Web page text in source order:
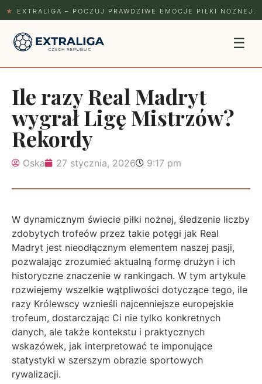
★ EXTRALIGA – POCZUJ PRAWDZIWE EMOCJE PIŁKI NOŻNEJ.
☰
Ile razy Real Madryt
wygrał Ligę Mistrzów?
Rekordy
Oska 27 stycznia, 2026 9:17 pm
W dynamicznym świecie piłki nożnej, śledzenie liczby
zdobytych trofeów przez takie potęgi jak Real
Madryt jest nieodłącznym elementem naszej pasji,
pozwalając zrozumieć aktualną formę drużyn i ich
historyczne znaczenie w rankingach. W tym artykule
rozwiejemy wszelkie wątpliwości dotyczące tego, ile
razy Królewscy wznieśli najcenniejsze europejskie
trofeum, dostarczając Ci nie tylko konkretnych
danych, ale także kontekstu i praktycznych
wskazówek, jak interpretować te imponujące
statystyki w szerszym obrazie sportowych
rywalizacji.